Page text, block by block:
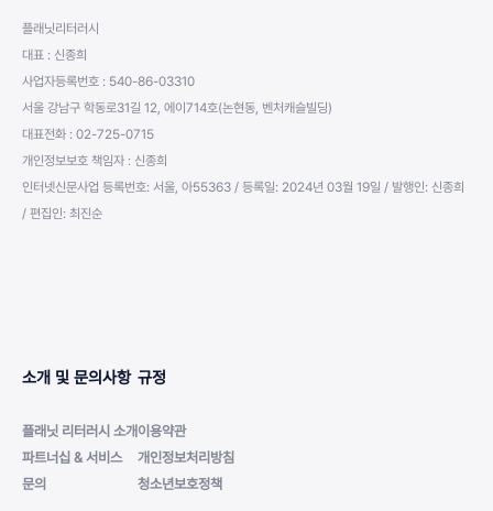
플래닛리터러시
대표 : 신종희
사업자등록번호 : 540-86-03310
서울 강남구 학동로31길 12, 에이714호(논현동, 벤처캐슬빌딩)
대표전화 : 02-725-0715
개인정보보호 책임자 : 신종희
인터넷신문사업 등록번호: 서울, 아55363 / 등록일: 2024년 03월 19일 / 발행인: 신종희
/ 편집인: 최진순
소개 및 문의사항
플래닛 리터러시 소개
파트너십 & 서비스
문의
규정
이용약관
개인정보처리방침
청소년보호정책